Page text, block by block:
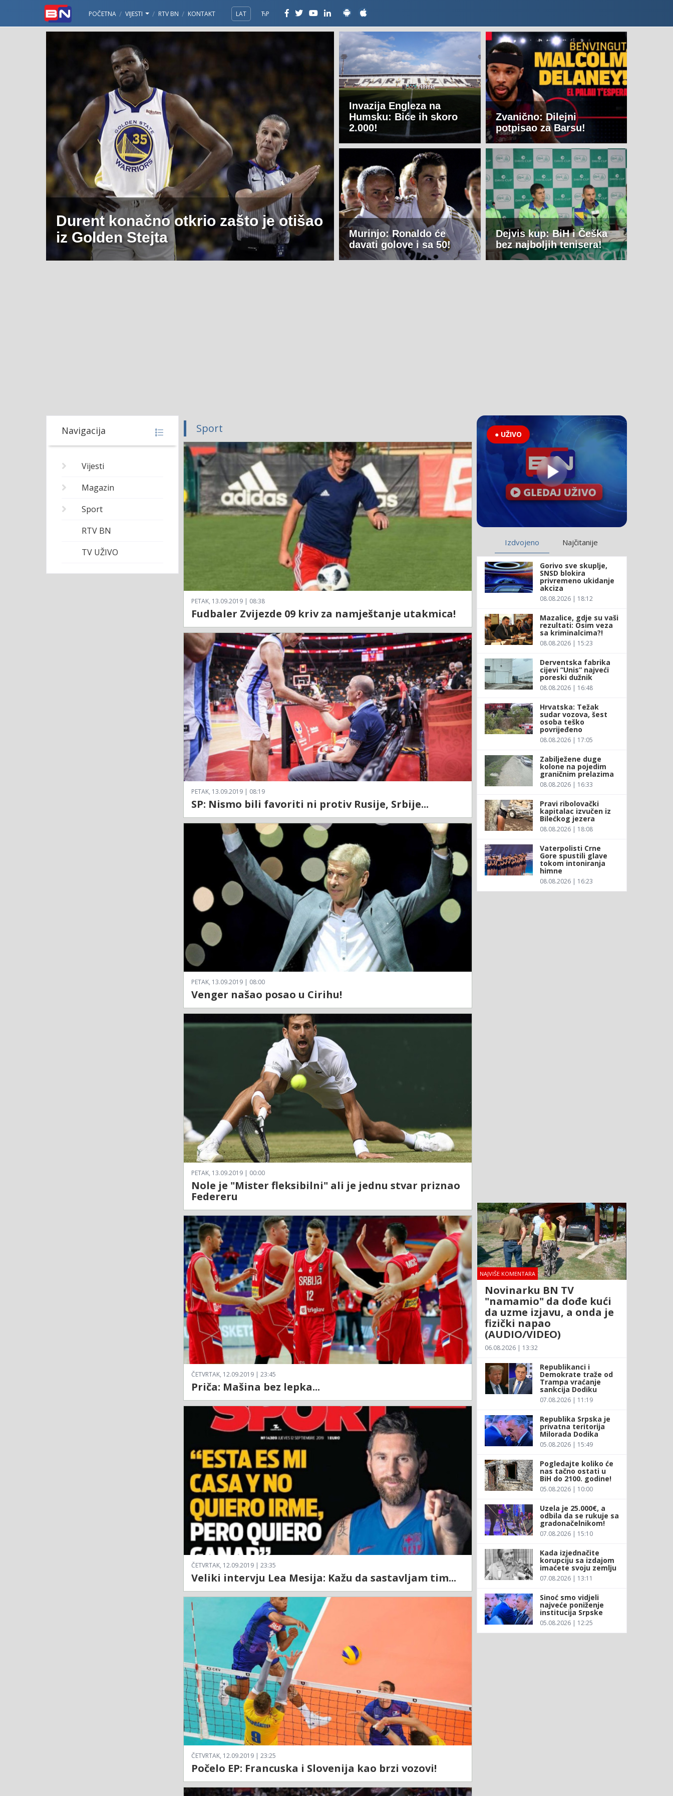
POČETNA VIJESTI RTV BN KONTAKT LAT ЋР
Durent konačno otkrio zašto je otišao
iz Golden Stejta
Invazija Engleza na
Humsku: Biće ih skoro
2.000!
Zvanično: Dilejni
potpisao za Barsu!
Murinjo: Ronaldo će
davati golove i sa 50!
Dejvis kup: BiH i Češka
bez najboljih tenisera!
Navigacija
Vijesti
Magazin
Sport
RTV BN
TV UŽIVO
Sport
PETAK, 13.09.2019 | 08:38
Fudbaler Zvijezde 09 kriv za namještanje utakmica!
PETAK, 13.09.2019 | 08:19
SP: Nismo bili favoriti ni protiv Rusije, Srbije...
PETAK, 13.09.2019 | 08:00
Venger našao posao u Cirihu!
PETAK, 13.09.2019 | 00:00
Nole je "Mister fleksibilni" ali je jednu stvar priznao
Federeru
ČETVRTAK, 12.09.2019 | 23:45
Priča: Mašina bez lepka...
ČETVRTAK, 12.09.2019 | 23:35
Veliki intervju Lea Mesija: Kažu da sastavljam tim...
ČETVRTAK, 12.09.2019 | 23:25
Počelo EP: Francuska i Slovenija kao brzi vozovi!
● UŽIVO
Izdvojeno Najčitanije
Gorivo sve skuplje,
SNSD blokira
privremeno ukidanje
akciza
08.08.2026 | 18:12
Mazalice, gdje su vaši
rezultati: Osim veza
sa kriminalcima?!
08.08.2026 | 15:23
Derventska fabrika
cijevi “Unis” najveći
poreski dužnik
08.08.2026 | 16:48
Hrvatska: Težak
sudar vozova, šest
osoba teško
povrijeđeno
08.08.2026 | 17:05
Zabilježene duge
kolone na pojedim
graničnim prelazima
08.08.2026 | 16:33
Pravi ribolovački
kapitalac izvučen iz
Bilećkog jezera
08.08.2026 | 18:08
Vaterpolisti Crne
Gore spustili glave
tokom intoniranja
himne
08.08.2026 | 16:23
NAJVIŠE KOMENTARA
Novinarku BN TV
"namamio" da dođe kući
da uzme izjavu, a onda je
fizički napao
(AUDIO/VIDEO)
06.08.2026 | 13:32
Republikanci i
Demokrate traže od
Trampa vraćanje
sankcija Dodiku
07.08.2026 | 11:19
Republika Srpska je
privatna teritorija
Milorada Dodika
05.08.2026 | 15:49
Pogledajte koliko će
nas tačno ostati u
BiH do 2100. godine!
05.08.2026 | 10:00
Uzela je 25.000€, a
odbila da se rukuje sa
gradonačelnikom!
07.08.2026 | 15:10
Kada izjednačite
korupciju sa izdajom
imaćete svoju zemlju
07.08.2026 | 13:11
Sinoć smo vidjeli
najveće poniženje
institucija Srpske
05.08.2026 | 12:25